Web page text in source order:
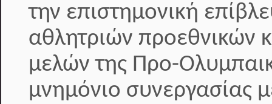
την επιστημονική
αθλητριών προεθνικών
μελών της Προ-
μνημόνιο συνεργασίας